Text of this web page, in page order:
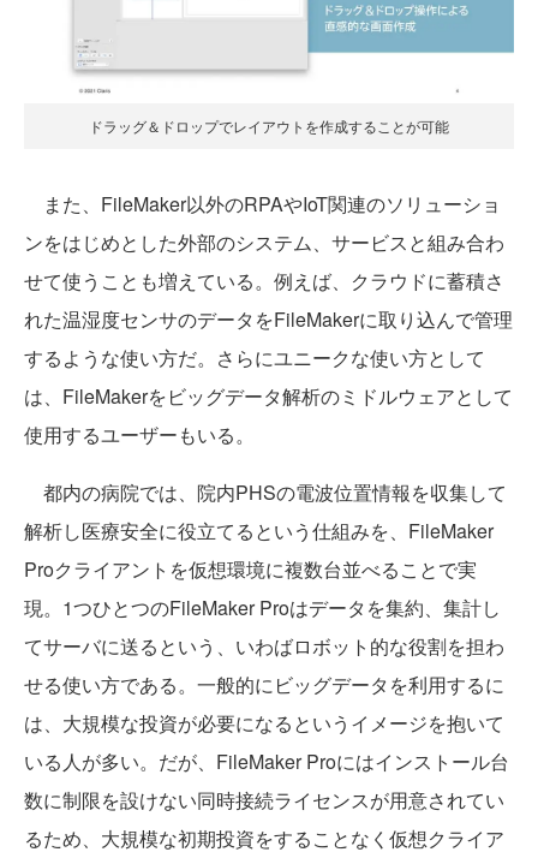
ドラッグ＆ドロップでレイアウトを作成することが可能
また、FileMaker以外のRPAやIoT関連のソリューショ
ンをはじめとした外部のシステム、サービスと組み合わ
せて使うことも増えている。例えば、クラウドに蓄積さ
れた温湿度センサのデータをFileMakerに取り込んで管理
するような使い方だ。さらにユニークな使い方として
は、FileMakerをビッグデータ解析のミドルウェアとして
使用するユーザーもいる。
都内の病院では、院内PHSの電波位置情報を収集して
解析し医療安全に役立てるという仕組みを、FileMaker
Proクライアントを仮想環境に複数台並べることで実
現。1つひとつのFileMaker Proはデータを集約、集計し
てサーバに送るという、いわばロボット的な役割を担わ
せる使い方である。一般的にビッグデータを利用するに
は、大規模な投資が必要になるというイメージを抱いて
いる人が多い。だが、FileMaker Proにはインストール台
数に制限を設けない同時接続ライセンスが用意されてい
るため、大規模な初期投資をすることなく仮想クライア